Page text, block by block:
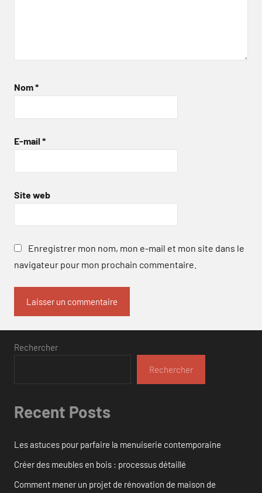
Nom*
E-mail *
Site web
Enregistrer mon nom, mon e-mail et mon site dans le
navigateur pour mon prochain commentaire.
Rechercher
Rechercher
Recent Posts
Les astuces pour parfaire la menuiserie contemporaine
Créer des meubles en bois : processus détaillé
Comment mener un projet de rénovation de maison de